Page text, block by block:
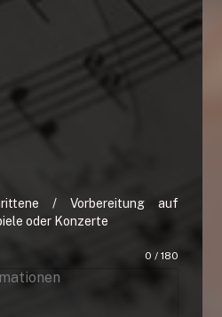
/ Vorbereitung auf
oder Konzerte
0 / 180